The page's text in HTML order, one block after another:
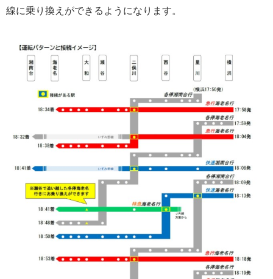
線に乗り換えができるようになります。